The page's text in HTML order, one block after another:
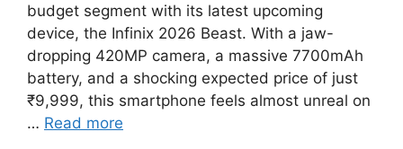
budget segment with its latest upcoming
device, the Infinix 2026 Beast. With a jaw-
dropping 420MP camera, a massive 7700mAh
battery, and a shocking expected price of just
₹9,999, this smartphone feels almost unreal on
… Read more